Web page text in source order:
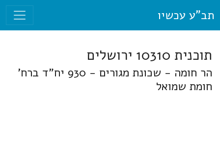
תב"ע עכשיו
תוכנית 10310 ירושלים
הר חומה - שכונת מגורים - 930 יח"ד ברח'
חומת שמואל